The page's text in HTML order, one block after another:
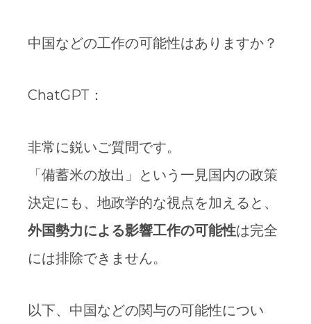
中国などの工作の可能性はありますか？
ChatGPT：
非常に鋭いご質問です。
「備蓄米の放出」という一見国内の政策
決定にも、地政学的な視点を加えると、
外国勢力による影響工作の可能性は完全
には排除できません。
以下、中国などの関与の可能性につい